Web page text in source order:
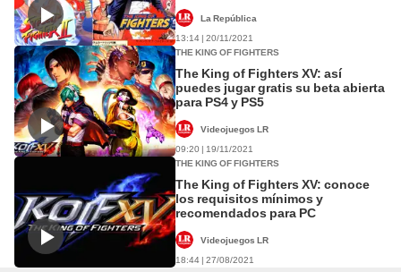
La República
13:14 | 20/11/2021
THE KING OF FIGHTERS
The King of Fighters XV: así
puedes jugar gratis su beta abierta
para PS4 y PS5
Videojuegos LR
09:20 | 19/11/2021
THE KING OF FIGHTERS
The King of Fighters XV: conoce
los requisitos mínimos y
recomendados para PC
Videojuegos LR
18:44 | 27/08/2021